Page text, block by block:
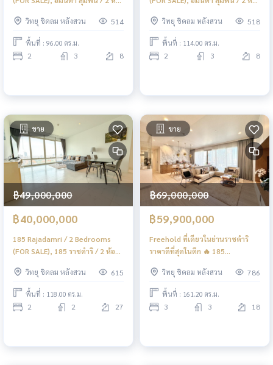
วิทยุ ชิดลม หลังสวน
514
พื้นที่ : 96.00 ตร.ม.
2 3 8
วิทยุ ชิดลม หลังสวน
518
พื้นที่ : 114.00 ตร.ม.
2 3 8
ขาย
฿49,000,000
฿40,000,000
185 Rajadamri / 2 Bedrooms
(FOR SALE), 185 ราชดำริ / 2 ห้อง
วิทยุ ชิดลม หลังสวน
615
พื้นที่ : 118.00 ตร.ม.
2 2 27
ขาย
฿69,000,000
฿59,900,000
Freehold ที่เดียวในย่านราชดำริ
ราคาดีที่สุดในตึก 🔥 185
SALE), 185 ราชดำริ / 3 ห้องนอน
(ขาย) DO404
วิทยุ ชิดลม หลังสวน 786
พื้นที่ : 161.20 ตร.ม.
3 3 18